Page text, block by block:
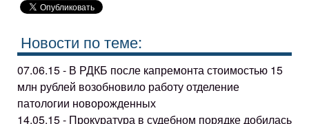
Новости по теме:
07.06.15 - В РДКБ после капремонта стоимостью 15
млн рублей возобновило работу отделение
патологии новорожденных
14.05.15 - Прокуратура в судебном порядке добилась